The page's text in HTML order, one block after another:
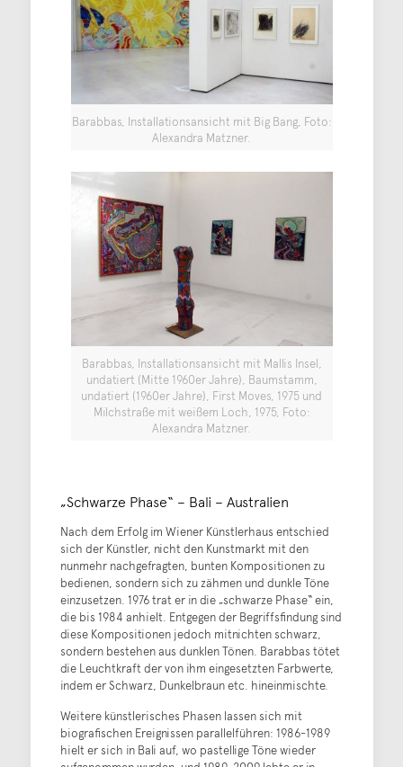
Barabbas, Installationsansicht mit Big Bang, Foto:
Alexandra Matzner.
Barabbas, Installationsansicht mit Mallis Insel,
undatiert (Mitte 1960er Jahre), Baumstamm,
undatiert (1960er Jahre), First Moves, 1975 und
Milchstraße mit weißem Loch, 1975, Foto:
Alexandra Matzner.
„Schwarze Phase“ – Bali – Australien
Nach dem Erfolg im Wiener Künstlerhaus entschied
sich der Künstler, nicht den Kunstmarkt mit den
nunmehr nachgefragten, bunten Kompositionen zu
bedienen, sondern sich zu zähmen und dunkle Töne
einzusetzen. 1976 trat er in die „schwarze Phase“ ein,
die bis 1984 anhielt. Entgegen der Begriffsfindung sind
diese Kompositionen jedoch mitnichten schwarz,
sondern bestehen aus dunklen Tönen. Barabbas tötet
die Leuchtkraft der von ihm eingesetzten Farbwerte,
indem er Schwarz, Dunkelbraun etc. hineinmischte.
Weitere künstlerisches Phasen lassen sich mit
biografischen Ereignissen parallelführen: 1986-1989
hielt er sich in Bali auf, wo pastellige Töne wieder